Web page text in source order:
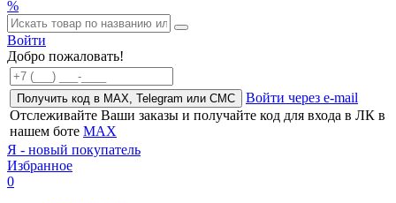
%
Войти
Добро пожаловать!
Получить код в MAX, Telegram или СМС
Войти через e-mail
Отслеживайте Ваши заказы и получайте код для входа в ЛК в
нашем боте MAX
Я - новый покупатель
Избранное
0